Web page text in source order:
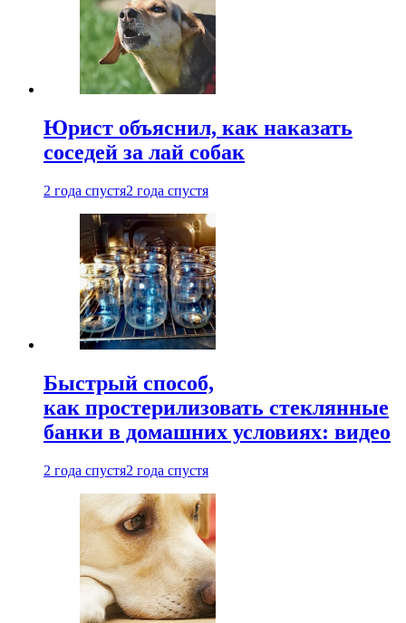
Юрист объяснил, как наказать
соседей за лай собак
2 года спустя2 года спустя
Быстрый способ,
как простерилизовать стеклянные
банки в домашних условиях: видео
2 года спустя2 года спустя